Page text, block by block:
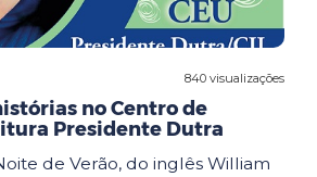
840 visualizações
no Centro de
Presidente Dutra
de Verão, do inglês William